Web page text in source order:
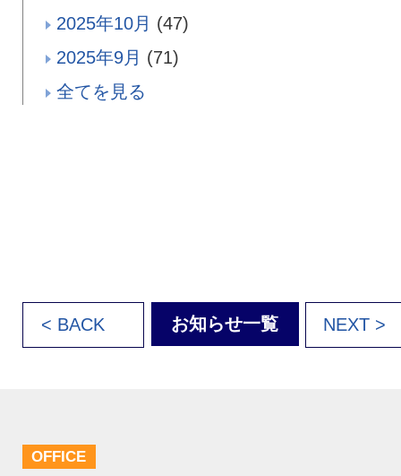
2025年10月 (47)
2025年9月 (71)
全てを見る
< BACK お知らせ一覧 NEXT >
OFFICE